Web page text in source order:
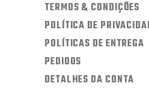
TERMOS & CONDIÇÕES
POLÍTICA DE
POLÍTICAS DE ENTREGA
PEDIDOS
DETALHES DA CONTA